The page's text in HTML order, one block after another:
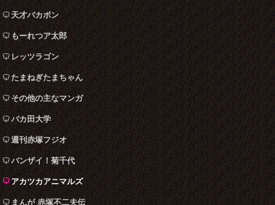
天才バカボン
もーれつア太郎
レッツラゴン
たまねぎたまちゃん
その他の主なマンガ
バカ田大学
週刊赤塚フジオ
バンザイ！菊千代
アカツカアニマルズ
まんが 赤塚不二夫伝